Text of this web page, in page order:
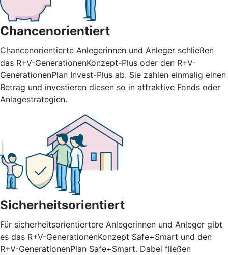
Chancenorientiert
Chancenorientierte Anlegerinnen und Anleger schließen
das R+V-GenerationenKonzept-Plus oder den R+V-
GenerationenPlan Invest-Plus ab. Sie zahlen einmalig einen
Betrag und investieren diesen so in attraktive Fonds oder
Anlagestrategien.
Sicherheitsorientiert
Für sicherheitsorientiertere Anlegerinnen und Anleger gibt
es das R+V-GenerationenKonzept Safe+Smart und den
R+V-GenerationenPlan Safe+Smart. Dabei fließen